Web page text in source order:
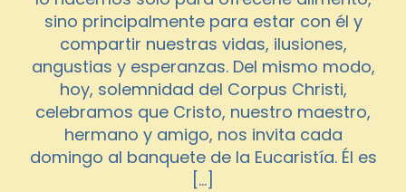
sino principalmente para estar con él y
compartir nuestras vidas, ilusiones,
angustias y esperanzas. Del mismo modo,
hoy, solemnidad del Corpus Christi,
celebramos que Cristo, nuestro maestro,
hermano y amigo, nos invita cada
domingo al banquete de la Eucaristía. Él es
[…]